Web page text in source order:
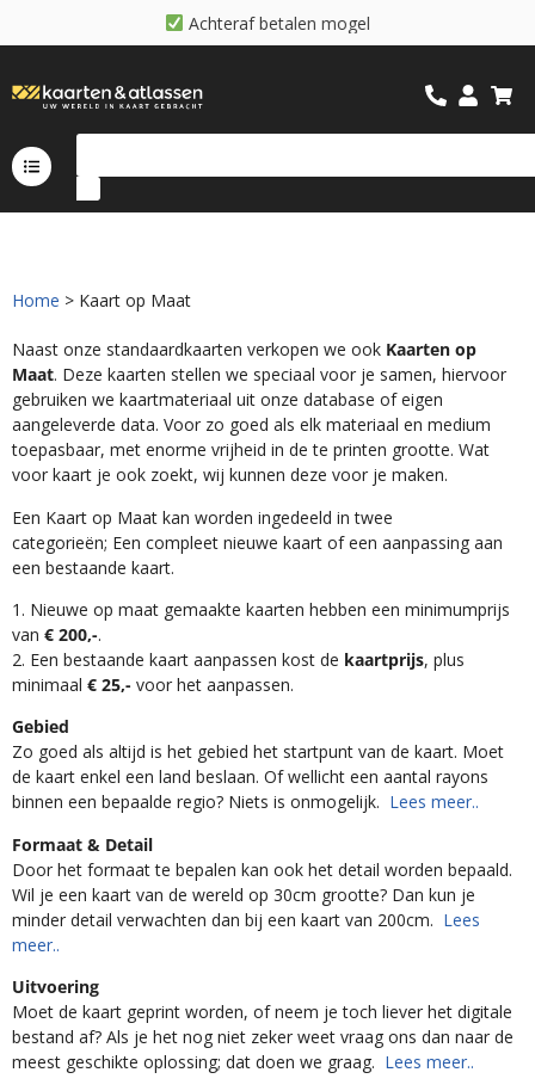
Achteraf betalen mogel
Home > Kaart op Maat
Naast onze standaardkaarten verkopen we ook Kaarten op
Maat. Deze kaarten stellen we speciaal voor je samen, hiervoor
gebruiken we kaartmateriaal uit onze database of eigen
aangeleverde data. Voor zo goed als elk materiaal en medium
toepasbaar, met enorme vrijheid in de te printen grootte. Wat
voor kaart je ook zoekt, wij kunnen deze voor je maken.
Een Kaart op Maat kan worden ingedeeld in twee
categorieën; Een compleet nieuwe kaart of een aanpassing aan
een bestaande kaart.
1. Nieuwe op maat gemaakte kaarten hebben een minimumprijs
van € 200,-.
2. Een bestaande kaart aanpassen kost de kaartprijs, plus
minimaal € 25,- voor het aanpassen.
Gebied
Zo goed als altijd is het gebied het startpunt van de kaart. Moet
de kaart enkel een land beslaan. Of wellicht een aantal rayons
binnen een bepaalde regio? Niets is onmogelijk. Lees meer..
Formaat & Detail
Door het formaat te bepalen kan ook het detail worden bepaald.
Wil je een kaart van de wereld op 30cm grootte? Dan kun je
minder detail verwachten dan bij een kaart van 200cm. Lees
meer..
Uitvoering
Moet de kaart geprint worden, of neem je toch liever het digitale
bestand af? Als je het nog niet zeker weet vraag ons dan naar de
meest geschikte oplossing; dat doen we graag. Lees meer..